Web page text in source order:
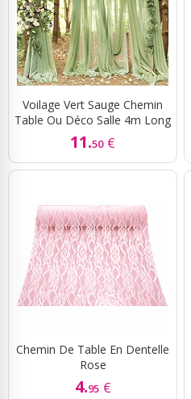
Voilage Vert Sauge Chemin
Table Ou Déco Salle 4m Long
11.50 €
Chemin De Table En Dentelle
Rose
4.95 €